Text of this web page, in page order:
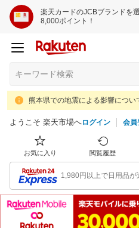
楽天カードのJCBブランドを
8,000ポイント！
熊本県での地震による影響につい
ようこそ 楽天市場へログイン 会員
お気に入り 閲覧履歴
1,980円以上で日用品が